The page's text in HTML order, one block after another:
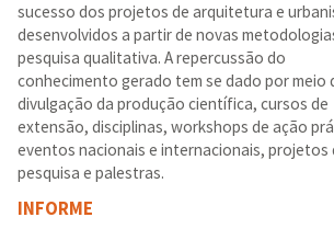
sucesso dos projetos de arquitetura e
desenvolvidos a partir de novas
pesquisa qualitativa. A repercussão do
conhecimento gerado tem se dado por meio
divulgação da produção científica, cursos de
extensão, disciplinas, workshops de ação
eventos nacionais e internacionais, projetos
pesquisa e palestras.
INFORME